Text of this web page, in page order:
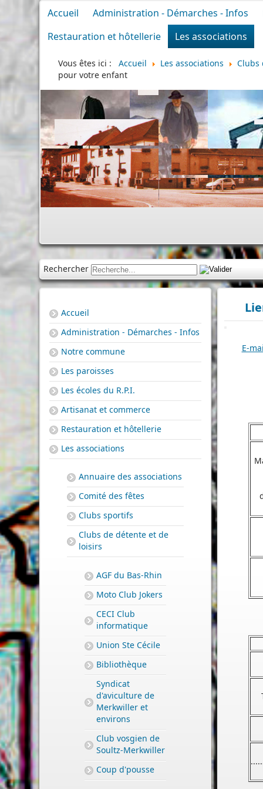
Accueil Administration - Démarches - Infos
Restauration et hôtellerie
Les associations
Vous êtes ici : Accueil Les associations Clubs
pour votre enfant
Rechercher
Accueil
Administration - Démarches - Infos
Notre commune
Les paroisses
Les écoles du R.P.I.
Artisanat et commerce
Restauration et hôtellerie
Les associations
Annuaire des associations
Comité des fêtes
Clubs sportifs
Clubs de détente et de
loisirs
AGF du Bas-Rhin
Moto Club Jokers
CECI Club
informatique
Union Ste Cécile
Bibliothèque
Syndicat
d'aviculture de
Merkwiller et
environs
Club vosgien de
Soultz-Merkwiller
Coup d'pousse
E-